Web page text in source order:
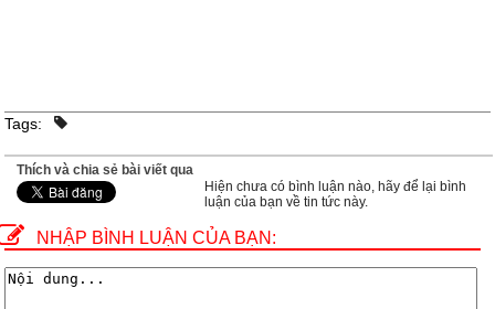
Tags:
Thích và chia sẻ bài viết qua
Hiện chưa có bình luận nào, hãy để lại bình
luận của bạn về tin tức này.
NHẬP BÌNH LUẬN CỦA BẠN: